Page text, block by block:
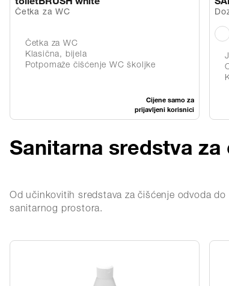
Četka za WC
Četka za WC
Klasična, bijela
Potpomaže čišćenje WC školjke
Cijene samo za
prijavljeni korisnici
Sanitarna sredstva
Od učinkovitih sredstava za čišćenje odvoda
sanitarnog prostora.